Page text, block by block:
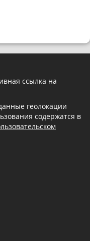
ссылка на
геолокации
содержатся в